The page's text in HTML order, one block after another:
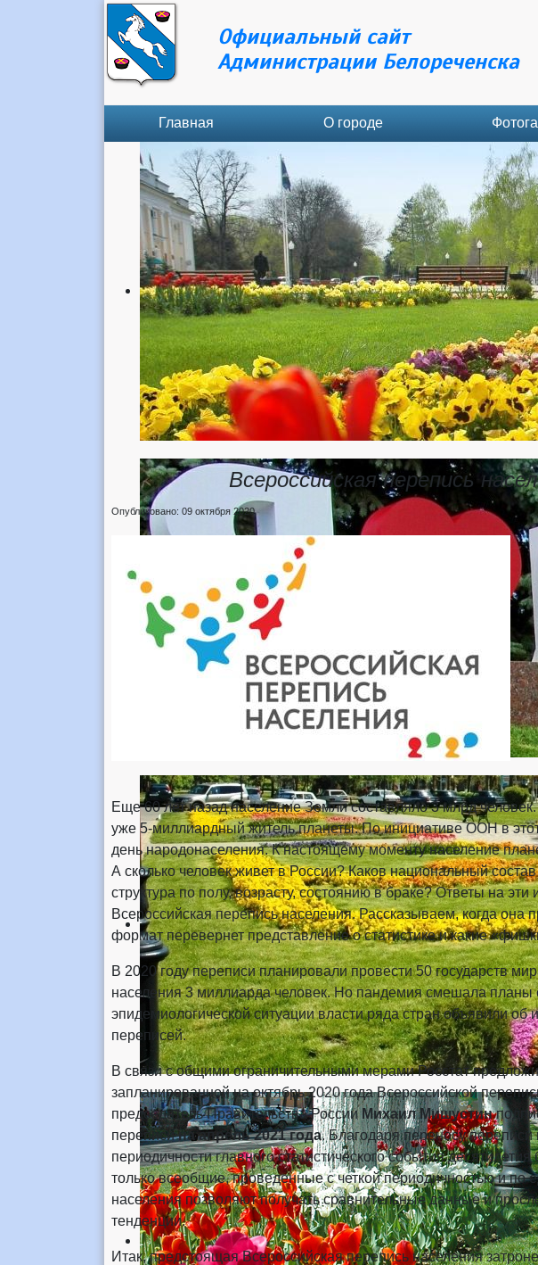
Официальный сайт
Администрации Белореченска
Главная О городе
Всероссийская перепись
Опубликовано: 09 октября 2020
Еще 60 лет назад население Земли составляло 3 млрд
уже 5-миллиардный житель планеты. По инициативе ООН в
день народонаселения. К настоящему моменту население
А сколько человек живет в России? Каков национальный
структура по полу, возрасту, состоянию в браке? Ответы на эти
Всероссийская перепись населения. Рассказываем, когда она
формат перевернет представление о статистике и какие
В 2020 году переписи планировали провести 50 государств
населения 3 миллиарда человек. Но пандемия смешала планы
эпидемиологической ситуации власти ряда стран объявили об
переписей.
В связи с общими ограничительными мерами Росстат
запланированной на октябрь 2020 года Всероссийской
председатель Правительства России Михаил Мишустин
переписина апрель 2021 года. Благодаря переносу
периодичности главного статистического события
только всеобщие, проведенные с четкой периодичностью и по
населения позволяют получать сравнительные данные и
тенденции.
Итак, предстоящая Всероссийская перепись населения